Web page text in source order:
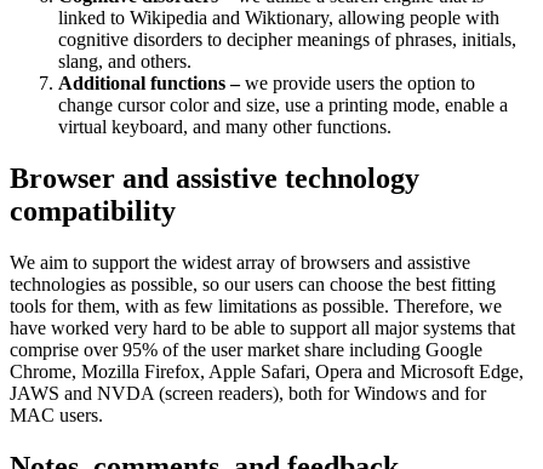
linked to Wikipedia and Wiktionary, allowing people with
cognitive disorders to decipher meanings of phrases, initials,
slang, and others.
Additional functions –we provide users the option to
change cursor color and size, use a printing mode, enable a
virtual keyboard, and many other functions.
Browser and assistive technology
compatibility
We aim to support the widest array of browsers and assistive
technologies as possible, so our users can choose the best fitting
tools for them, with as few limitations as possible. Therefore, we
have worked very hard to be able to support all major systems that
comprise over 95% of the user market share including Google
Chrome, Mozilla Firefox, Apple Safari, Opera and Microsoft Edge,
JAWS and NVDA (screen readers), both for Windows and for
MAC users.